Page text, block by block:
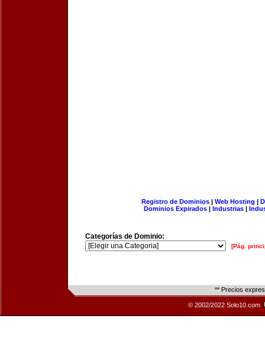
Registro de Dominios| Web Hosting |
Dominios Expirados | Industrias |
Categorías de Dominio:
[Pág.
** Precios
© 2002/2022 Solo10.com